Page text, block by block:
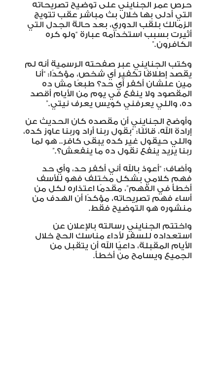
حرص عمر الجنايني على توضيح تصريحاته
التي أدلى بها خلال بث مباشر عقب تتويج
الزمالك بلقب الدوري، بعد حالة الجدل التي
أثيرت بسبب استخدامه عبارة “ولو كره
الكافرون”.
وكتب الجنايني عبر صفحته الرسمية أنه لم
يقصد إطلاقًا تكفير أي شخص، مؤكدًا: “أنا
مين علشان أكفر أي حد؟ طبعًا مش ده
المقصود ولا ينفع في يوم من الأيام أقصد
ده، واللي يعرفني كويس يعرف نيتي”.
وأوضح الجنايني أن مقصده كان الحديث عن
إرادة الله، قائلًا: “بقول ربنا أراد وربنا عاوز كده،
واللي حيقول غير كده يبقى كافر.. هو لما
ربنا يريد ينفع نقول ده ما ينفعش؟”.
وأضاف: “أعوذ بالله أني أكفر حد، وأي حد
فهم كلامي بشكل مختلف فهو للأسف
أخطأ في الفهم”، مقدمًا اعتذاره لكل من
أساء فهم تصريحاته، مؤكدًا أن الهدف من
منشوره هو التوضيح فقط.
واختتم الجنايني رسالته بالإعلان عن
استعداده للسفر لأداء مناسك الحج خلال
الأيام المقبلة، داعيًا الله أن يتقبل من
الجميع ويسامح من أخطأ.